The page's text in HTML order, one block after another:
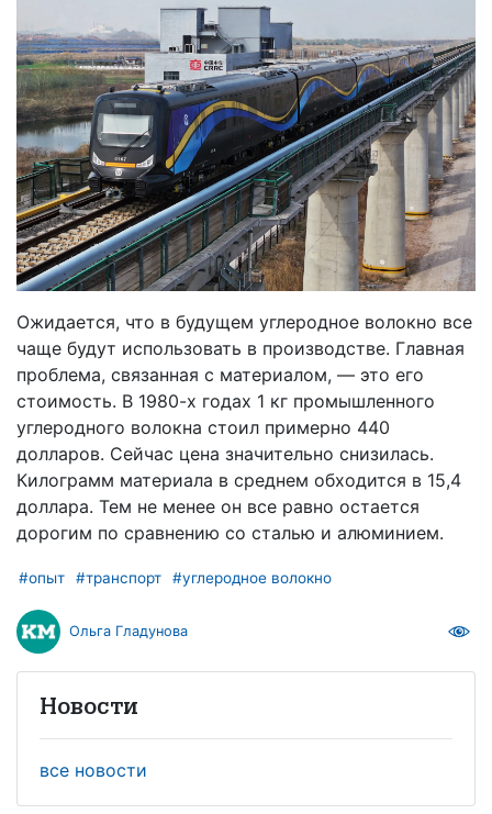
Ожидается, что в будущем углеродное волокно все
чаще будут использовать в производстве. Главная
проблема, связанная с материалом, — это его
стоимость. В 1980-х годах 1 кг промышленного
углеродного волокна стоил примерно 440
долларов. Сейчас цена значительно снизилась.
Килограмм материала в среднем обходится в 15,4
доллара. Тем не менее он все равно остается
дорогим по сравнению со сталью и алюминием.
#опыт #транспорт #углеродное волокно
Ольга Гладунова
Новости
все новости